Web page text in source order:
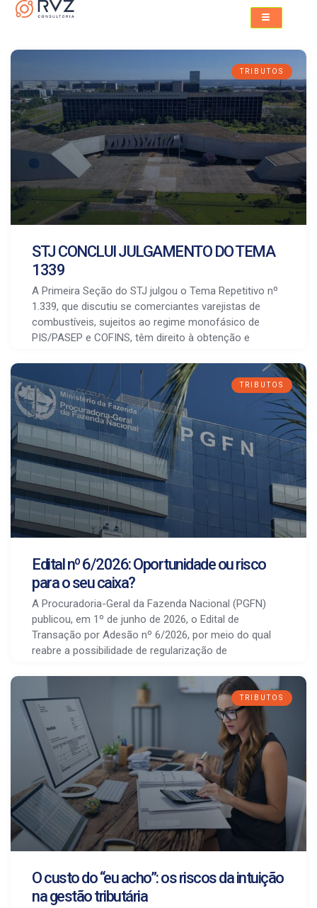
TRIBUTOS
STJ CONCLUI JULGAMENTO DO TEMA
1339
A Primeira Seção do STJ julgou o Tema Repetitivo nº
1.339, que discutiu se comerciantes varejistas de
combustíveis, sujeitos ao regime monofásico de
PIS/PASEP e COFINS, têm direito à obtenção e
TRIBUTOS
Edital nº 6/2026: Oportunidade ou risco
para o seu caixa?
A Procuradoria-Geral da Fazenda Nacional (PGFN)
publicou, em 1º de junho de 2026, o Edital de
Transação por Adesão nº 6/2026, por meio do qual
reabre a possibilidade de regularização de
TRIBUTOS
O custo do “eu acho”: os riscos da intuição
na gestão tributária